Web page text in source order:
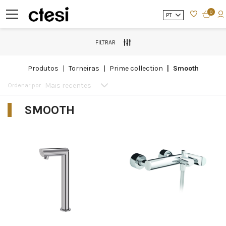
PT 0
FILTRAR
produtos torneiras prime collection smooth
Ordenar por Mais recentes
SMOOTH